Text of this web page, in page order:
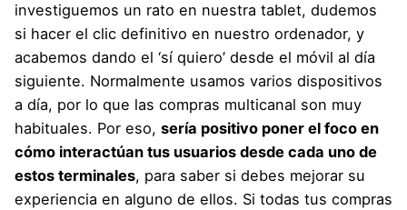
investiguemos un rato en nuestra tablet, dudemos
si hacer el clic definitivo en nuestro ordenador, y
acabemos dando el ‘sí quiero’ desde el móvil al día
siguiente. Normalmente usamos varios dispositivos
a día, por lo que las compras multicanal son muy
habituales. Por eso, sería positivo poner el foco en
cómo interactúan tus usuarios desde cada uno de
estos terminales, para saber si debes mejorar su
experiencia en alguno de ellos. Si todas tus compras